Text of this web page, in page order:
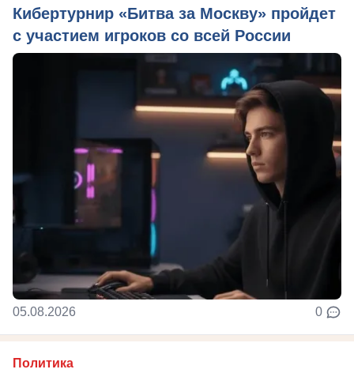
Кибертурнир «Битва за Москву» пройдет
с участием игроков со всей России
05.08.2026 0
Политика